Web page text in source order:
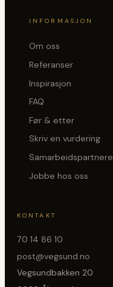
INFORMASJON
Om oss
Referanser
Inspirasjon
FAQ
Før & etter
Skriv en vurdering
Samarbeidspartnere
Jobbe hos oss
KONTAKT
70 14 86 10
post@vegsund.no
Vegsundbakken 20